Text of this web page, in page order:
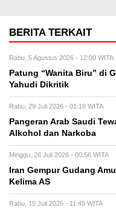
BERITA TERKAIT
Rabu, 5 Agustus 2026 - 12:00 WITA
Patung “Wanita Biru” di
Yahudi Dikritik
Rabu, 29 Juli 2026 - 01:18 WITA
Pangeran Arab Saudi
Alkohol dan Narkoba
Minggu, 26 Juli 2026 - 00:56 WITA
Iran Gempur Gudang
Kelima AS
Rabu, 15 Juli 2026 - 11:49 WITA